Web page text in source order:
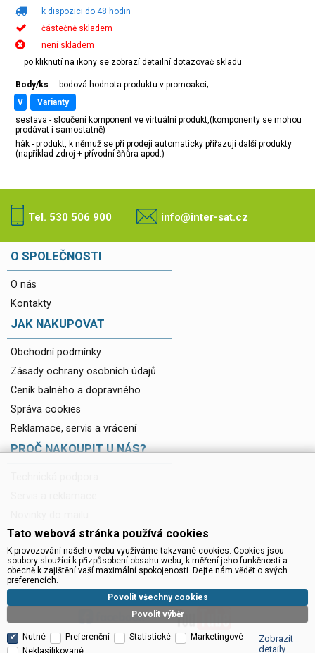
k dispozici do 48 hodin
částečně skladem
není skladem
po kliknutí na ikony se zobrazí detailní dotazovač skladu
Body/ks
- bodová hodnota produktu v promoakci;
v
varianty
sestava - sloučení komponent ve virtuální produkt,(komponenty se mohou
prodávat i samostatně)
hák - produkt, k němuž se při prodeji automaticky přiřazují další produkty
(například zdroj + přívodní šňůra apod.)
Tel. 530 506 900 info@inter-sat.cz
O SPOLEČNOSTI
O nás
Kontakty
JAK NAKUPOVAT
Obchodní podmínky
Zásady ochrany osobních údajů
Ceník balného a dopravného
Správa cookies
Reklamace, servis a vrácení
PROČ NAKOUPIT U NÁS?
Ke stažení
Tato webová stránka používá cookies
K provozování našeho webu využíváme takzvané cookies. Cookies jsou
soubory sloužící k přizpůsobení obsahu webu, k měření jeho funkčnosti a
obecně k zajištění vaší maximální spokojenosti. Dejte nám vědět o svých
preferencích.
Povolit výběr
Povolit všechny cookies
Nutné Preferenční Statistické
Marketingové
Neklasifikované
Zobrazit
detaily